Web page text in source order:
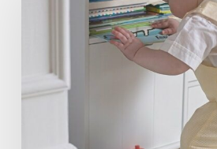
l’art